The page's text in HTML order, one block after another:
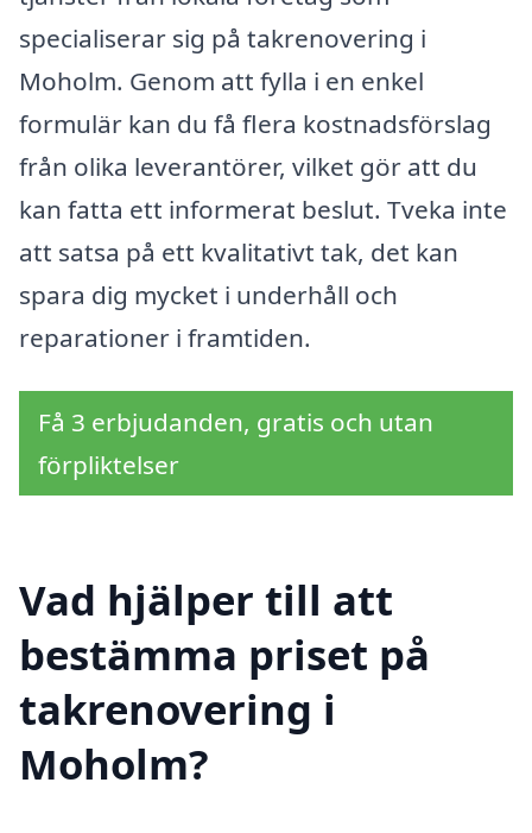
specialiserar sig på takrenovering i
Moholm. Genom att fylla i en enkel
formulär kan du få flera kostnadsförslag
från olika leverantörer, vilket gör att du
kan fatta ett informerat beslut. Tveka inte
att satsa på ett kvalitativt tak, det kan
spara dig mycket i underhåll och
reparationer i framtiden.
Få 3 erbjudanden, gratis och utan
förpliktelser
Vad hjälper till att
bestämma priset på
takrenovering i
Moholm?